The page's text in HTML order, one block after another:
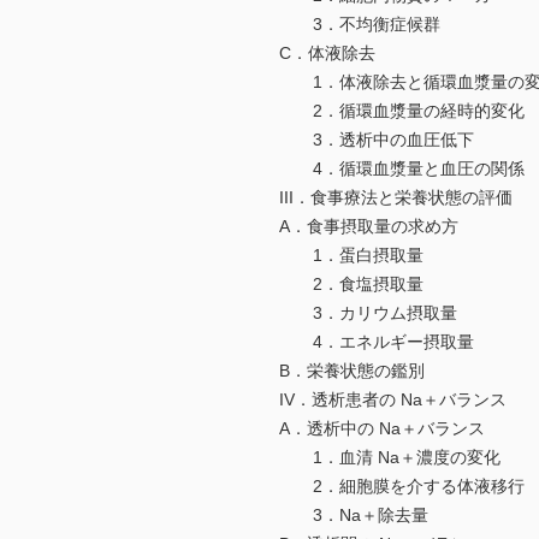
3．不均衡症候群
C．体液除去
1．体液除去と循環血漿量の
2．循環血漿量の経時的変化
3．透析中の血圧低下
4．循環血漿量と血圧の関係
III．食事療法と栄養状態の評価
A．食事摂取量の求め方
1．蛋白摂取量
2．食塩摂取量
3．カリウム摂取量
4．エネルギー摂取量
B．栄養状態の鑑別
IV．透析患者の Na＋バランス
A．透析中の Na＋バランス
1．血清 Na＋濃度の変化
2．細胞膜を介する体液移行
3．Na＋除去量